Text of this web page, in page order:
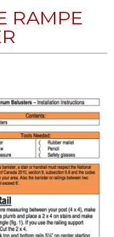
RAMPE